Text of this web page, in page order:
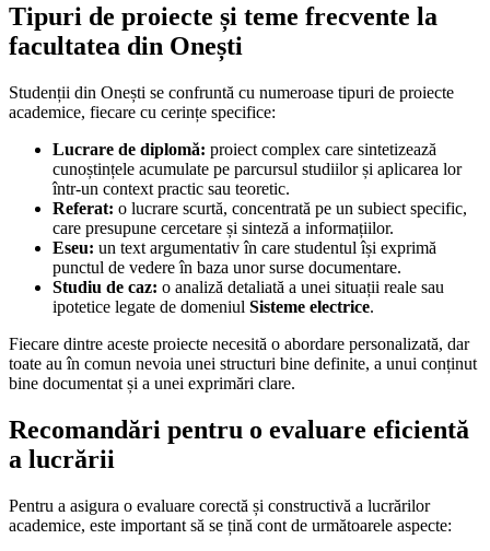
Tipuri de proiecte și teme frecvente la
facultatea din Onești
Studenții din Onești se confruntă cu numeroase tipuri de proiecte
academice, fiecare cu cerințe specifice:
Lucrare de diplomă: proiect complex care sintetizează
cunoștințele acumulate pe parcursul studiilor și aplicarea lor
într-un context practic sau teoretic.
Referat: o lucrare scurtă, concentrată pe un subiect specific,
care presupune cercetare și sinteză a informațiilor.
Eseu: un text argumentativ în care studentul își exprimă
punctul de vedere în baza unor surse documentare.
Studiu de caz: o analiză detaliată a unei situații reale sau
ipotetice legate de domeniul Sisteme electrice.
Fiecare dintre aceste proiecte necesită o abordare personalizată, dar
toate au în comun nevoia unei structuri bine definite, a unui conținut
bine documentat și a unei exprimări clare.
Recomandări pentru o evaluare eficientă
a lucrării
Pentru a asigura o evaluare corectă și constructivă a lucrărilor
academice, este important să se țină cont de următoarele aspecte: